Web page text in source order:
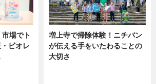
場でト
ビオレ
増上寺で掃除体験！ニチバン
が伝える手をいたわることの
大切さ